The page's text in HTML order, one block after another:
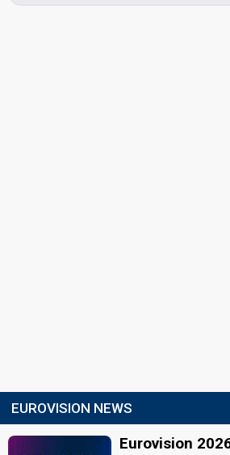
EUROVISION NEWS
Eurovision